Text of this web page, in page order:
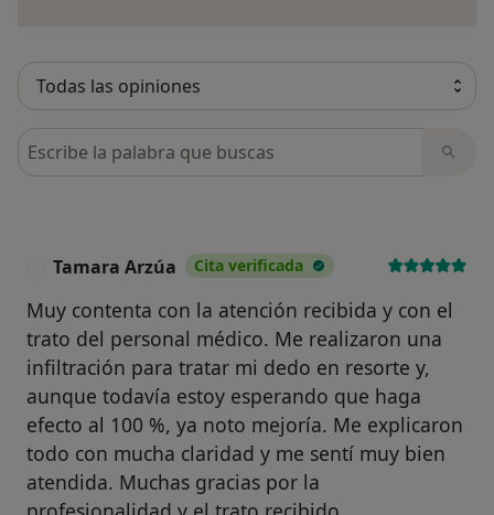
Busca en opiniones
Tamara Arzúa Cita verificada
Muy contenta con la atención recibida y con el
trato del personal médico. Me realizaron una
infiltración para tratar mi dedo en resorte y,
aunque todavía estoy esperando que haga
efecto al 100 %, ya noto mejoría. Me explicaron
todo con mucha claridad y me sentí muy bien
atendida. Muchas gracias por la